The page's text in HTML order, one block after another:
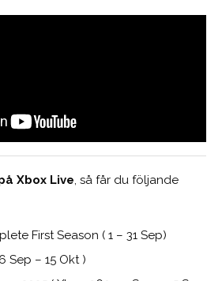
Xbox Live, så får du följande
First Season ( 1 – 31 Sep)
Sep – 15 Okt )